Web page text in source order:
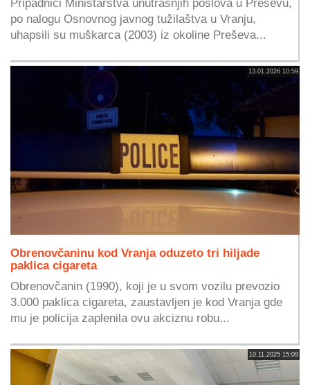
Pripadnici Ministarstva unutrašnjih poslova u Preševu,
po nalogu Osnovnog javnog tužilaštva u Vranju,
uhapsili su muškarca (2003) iz okoline Preševa...
13.01.2026 10:59
Obrenovčaninu kod Vranja oduzeto tri hiljade
paklica cigareta
Obrenovčanin (1990), koji je u svom vozilu prevozio
3.000 paklica cigareta, zaustavljen je kod Vranja gde
mu je policija zaplenila ovu akciznu robu...
10.11.2025 15:09